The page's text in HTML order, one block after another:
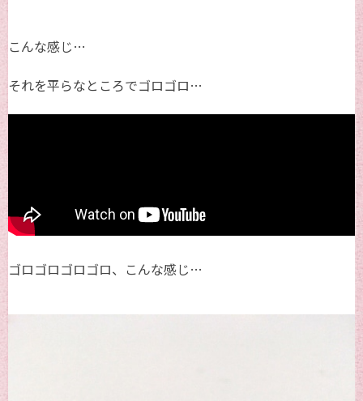
こんな感じ…
それを平らなところでゴロゴロ…
ゴロゴロゴロゴロ、こんな感じ…